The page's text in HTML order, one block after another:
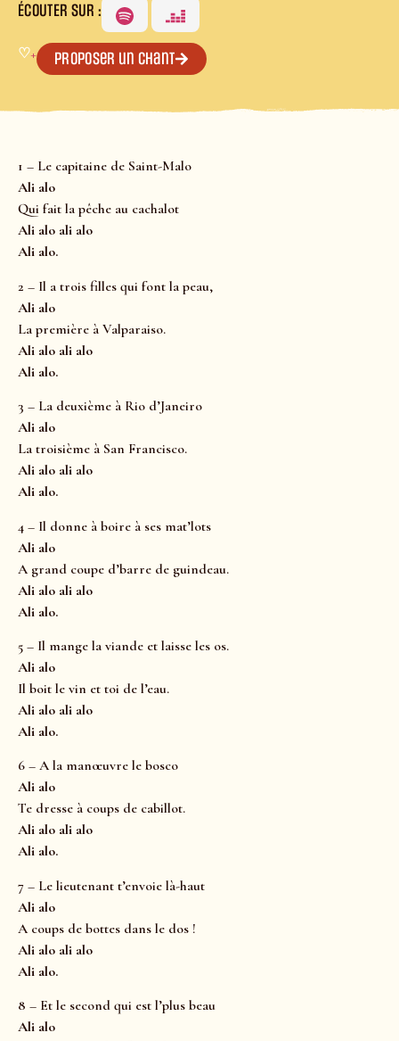
ÉCOUTER SUR :
♡+ Proposer un chant
1 – Le capitaine de Saint-Malo
Ali alo
Qui fait la pêche au cachalot
Ali alo ali alo
Ali alo.
2 – Il a trois filles qui font la peau,
Ali alo
La première à Valparaiso.
Ali alo ali alo
Ali alo.
3 – La deuxième à Rio d’Janeiro
Ali alo
La troisième à San Francisco.
Ali alo ali alo
Ali alo.
4 – Il donne à boire à ses mat’lots
Ali alo
A grand coupe d’barre de guindeau.
Ali alo ali alo
Ali alo.
5 – Il mange la viande et laisse les os.
Ali alo
Il boit le vin et toi de l’eau.
Ali alo ali alo
Ali alo.
6 – A la manœuvre le bosco
Ali alo
Te dresse à coups de cabillot.
Ali alo ali alo
Ali alo.
7 – Le lieutenant t’envoie là-haut
Ali alo
A coups de bottes dans le dos !
Ali alo ali alo
Ali alo.
8 – Et le second qui est l’plus beau
Ali alo